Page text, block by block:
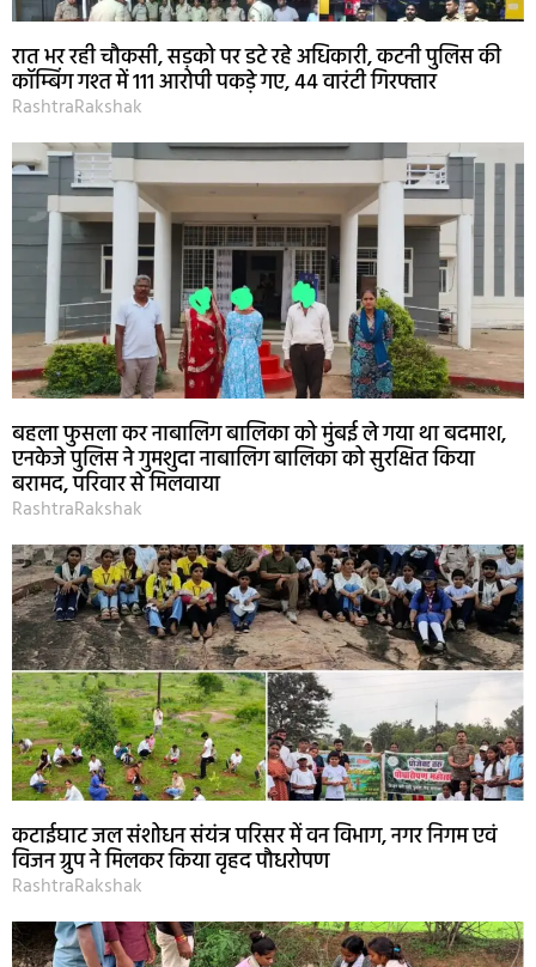
रात भर रही चौकसी, सड़को पर डटे रहे अधिकारी, कटनी पुलिस की
कॉम्बिंग गश्त में 111 आरोपी पकड़े गए, 44 वारंटी गिरफ्तार
RashtraRakshak
बहला फुसला कर नाबालिग बालिका को मुंबई ले गया था बदमाश,
एनकेजे पुलिस ने गुमशुदा नाबालिग बालिका को सुरक्षित किया
बरामद, परिवार से मिलवाया
RashtraRakshak
कटाईघाट जल संशोधन संयंत्र परिसर में वन विभाग, नगर निगम एवं
विजन ग्रुप ने मिलकर किया वृहद पौधरोपण
RashtraRakshak